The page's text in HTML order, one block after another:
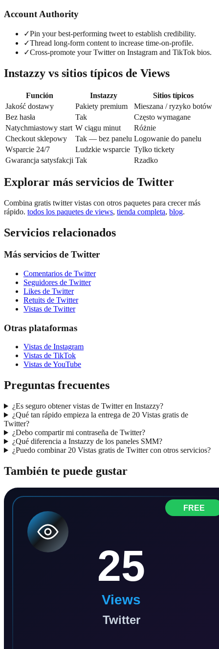
Account Authority
✓Pin your best-performing tweet to establish credibility.
✓Thread long-form content to increase time-on-profile.
✓Cross-promote your Twitter on Instagram and TikTok bios.
Instazzy vs sitios típicos de Views
Función Instazzy
Sitios típicos
Jakość dostawy
Pakiety premium
Mieszana / ryzyko botów
Bez hasła
Tak
Często wymagane
Natychmiastowy start W ciągu minut
Różnie
Checkout sklepowy
Tak — bez panelu Logowanie do panelu
Wsparcie 24/7
Ludzkie wsparcie Tylko tickety
Gwarancja satysfakcji Tak Rzadko
Explorar más servicios de Twitter
Combina gratis twitter vistas con otros paquetes para crecer más
rápido. todos los paquetes de views, tienda completa, blog.
Servicios relacionados
Más servicios de Twitter
Comentarios de Twitter
Seguidores de Twitter
Likes de Twitter
Retuits de Twitter
Vistas de Twitter
Otras plataformas
Vistas de Instagram
Vistas de TikTok
Vistas de YouTube
Preguntas frecuentes
¿Es seguro obtener vistas de Twitter en Instazzy?
¿Qué tan rápido empieza la entrega de 20 Vistas gratis de
Twitter?
¿Debo compartir mi contraseña de Twitter?
¿Qué diferencia a Instazzy de los paneles SMM?
¿Puedo combinar 20 Vistas gratis de Twitter con otros servicios?
También te puede gustar